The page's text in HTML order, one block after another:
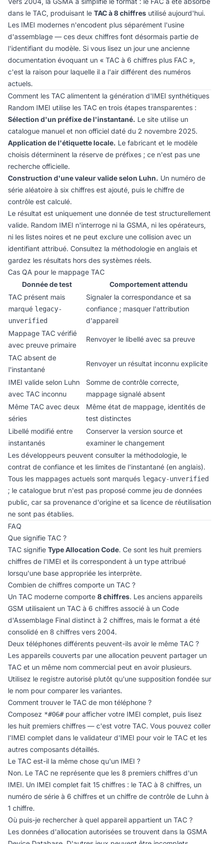
dans le TAC, produisant le TAC à 8 chiffres utilisé aujourd'hui.
Les IMEI modernes n'encodent plus séparément l'usine
d'assemblage — ces deux chiffres font désormais partie de
l'identifiant du modèle. Si vous lisez un jour une ancienne
documentation évoquant un « TAC à 6 chiffres plus FAC »,
c'est la raison pour laquelle il a l'air différent des numéros
actuels.
Comment les TAC alimentent la génération d'IMEI synthétiques
Random IMEI utilise les TAC en trois étapes transparentes :
Sélection d'un préfixe de l'instantané. Le site utilise un
catalogue manuel et non officiel daté du 2 novembre 2025.
Application de l'étiquette locale. Le fabricant et le modèle
choisis déterminent la réserve de préfixes ; ce n'est pas une
recherche officielle.
Construction d'une valeur valide selon Luhn. Un numéro de
série aléatoire à six chiffres est ajouté, puis le chiffre de
contrôle est calculé.
Le résultat est uniquement une donnée de test structurellement
valide. Random IMEI n'interroge ni la GSMA, ni les opérateurs,
ni les listes noires et ne peut exclure une collision avec un
identifiant attribué. Consultez la méthodologie en anglais et
gardez les résultats hors des systèmes réels.
Cas QA pour le mappage TAC
Donnée de test
Comportement attendu
TAC présent mais
marqué legacy-
unverified
Signaler la correspondance et sa
confiance ; masquer l'attribution
d'appareil
Mappage TAC vérifié
avec preuve primaire
Renvoyer le libellé avec sa preuve
TAC absent de
l'instantané
Renvoyer un résultat inconnu explicite
IMEI valide selon Luhn
avec TAC inconnu
Somme de contrôle correcte,
mappage signalé absent
Même TAC avec deux
séries
Même état de mappage, identités de
test distinctes
Libellé modifié entre
instantanés
Conserver la version source et
examiner le changement
Les développeurs peuvent consulter la méthodologie, le
contrat de confiance et les limites de l'instantané (en anglais).
Tous les mappages actuels sont marqués legacy-unverified
; le catalogue brut n'est pas proposé comme jeu de données
public, car sa provenance d'origine et sa licence de réutilisation
ne sont pas établies.
FAQ
Que signifie TAC ?
TAC signifie Type Allocation Code. Ce sont les huit premiers
chiffres de l'IMEI et ils correspondent à un type attribué
lorsqu'une base appropriée les interprète.
Combien de chiffres comporte un TAC ?
Un TAC moderne comporte 8 chiffres. Les anciens appareils
GSM utilisaient un TAC à 6 chiffres associé à un Code
d'Assemblage Final distinct à 2 chiffres, mais le format a été
consolidé en 8 chiffres vers 2004.
Deux téléphones différents peuvent-ils avoir le même TAC ?
Les appareils couverts par une allocation peuvent partager un
TAC et un même nom commercial peut en avoir plusieurs.
Utilisez le registre autorisé plutôt qu'une supposition fondée sur
le nom pour comparer les variantes.
Comment trouver le TAC de mon téléphone ?
Composez *#06#pour afficher votre IMEI complet, puis lisez
les huit premiers chiffres — c'est votre TAC. Vous pouvez coller
l'IMEI complet dans le validateur d'IMEI pour voir le TAC et les
autres composants détaillés.
Le TAC est-il la même chose qu'un IMEI ?
Non. Le TAC ne représente que les 8 premiers chiffres d'un
IMEI. Un IMEI complet fait 15 chiffres : le TAC à 8 chiffres, un
numéro de série à 6 chiffres et un chiffre de contrôle de Luhn à
1 chiffre.
Où puis-je rechercher à quel appareil appartient un TAC ?
Les données d'allocation autorisées se trouvent dans la GSMA